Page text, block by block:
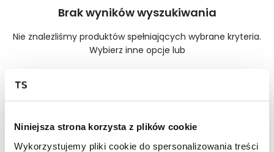
Niniejsza strona korzysta z plików cookie
Wykorzystujemy pliki cookie do spersonalizowania treści
Brak wyników wyszukiwania
Nie znalezliśmy produktów spełniających wybrane kryteria.
Wybierz inne opcje lub